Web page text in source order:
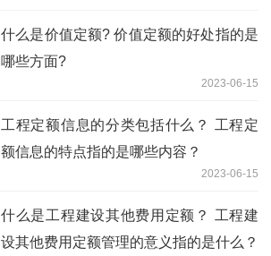
什么是价值定额? 价值定额的好处指的是
哪些方面?
2023-06-15
工程定额信息的分类包括什么？ 工程定
额信息的特点指的是哪些内容？
2023-06-15
什么是工程建设其他费用定额？ 工程建
设其他费用定额管理的意义指的是什么？